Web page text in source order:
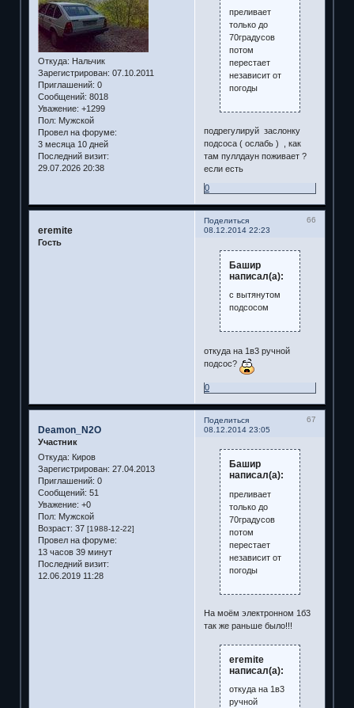
Откуда: Нальчик
Зарегистрирован: 07.10.2011
Приглашений: 0
Сообщений: 8018
Уважение: +1299
Пол: Мужской
Провел на форуме:
3 месяца 10 дней
Последний визит:
29.07.2026 20:38
преливает
только до
70градусов
потом
перестает
независит от
погоды
подрегулируй заслонку
подсоса ( ослабь ) , как
там пуллдаун поживает ?
если есть
0
Поделиться
66
08.12.2014 22:23
eremite
Гость
Башир
написал(а):
с вытянутом
подсосом
откуда на 1в3 ручной
подсос?
0
Поделиться
67
08.12.2014 23:05
Deamon_N2O
Участник
Откуда: Киров
Зарегистрирован: 27.04.2013
Приглашений: 0
Сообщений: 51
Уважение: +0
Пол: Мужской
Возраст: 37 [1988-12-22]
Провел на форуме:
13 часов 39 минут
Последний визит:
12.06.2019 11:28
Башир
написал(а):
преливает
только до
70градусов
потом
перестает
независит от
погоды
На моём электронном 1б3
так же раньше было!!!
eremite
написал(а):
откуда на 1в3
ручной